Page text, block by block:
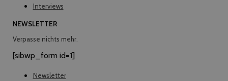
Interviews
NEWSLETTER
Verpasse nichts mehr.
[sibwp_form id=1]
Newsletter